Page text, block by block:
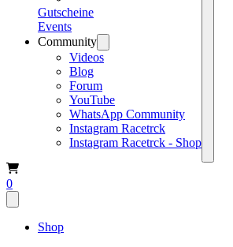
Gutscheine
Events
Community
Videos
Blog
Forum
YouTube
WhatsApp Community
Instagram Racetrck
Instagram Racetrck - Shop
0
Shop